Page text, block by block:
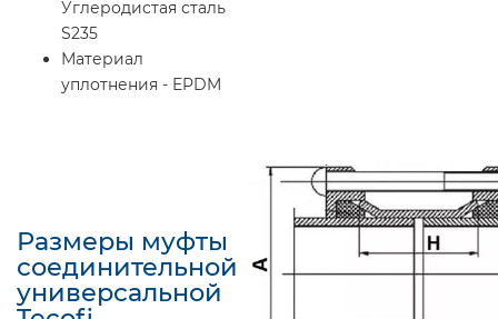
Углеродистая сталь
S235
Материал
уплотнения - EPDM
Размеры муфты
соединительной
универсальной